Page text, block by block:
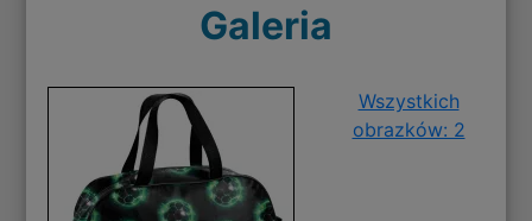
Galeria
Wszystkich
obrazków: 2